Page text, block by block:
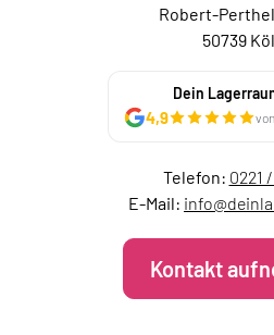
Robert-
50739
Dein
4,9
Telefon: 0221
E-Mail:
Kontakt